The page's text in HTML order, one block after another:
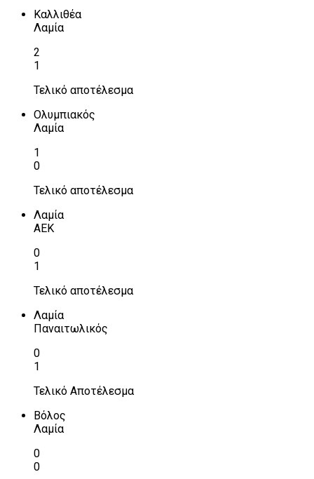
Καλλιθέα
Λαμία
2
1
Τελικό αποτέλεσμα
Ολυμπιακός
Λαμία
1
0
Τελικό αποτέλεσμα
Λαμία
ΑΕΚ
0
1
Τελικό αποτέλεσμα
Λαμία
Παναιτωλικός
0
1
Τελικό Αποτέλεσμα
Βόλος
Λαμία
0
0